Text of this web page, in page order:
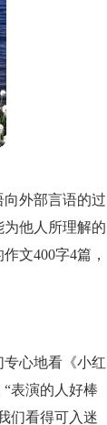
外部言语的过
他人所理解的
文400字4篇，
心地看《小红
表演的人好棒
们看得可入迷